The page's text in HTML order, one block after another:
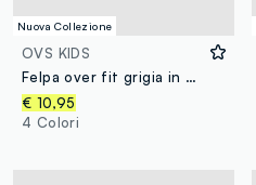
Nuova Collezione
OVS KIDS
Felpa over fit grigia in puro cotone con stampa e tasca a marsupio per bambino
€ 10,95
4 Colori